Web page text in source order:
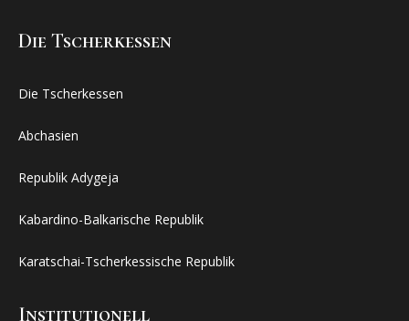
Dıe Tscherkessen
Die Tscherkessen
Abchasien
Republik Adygeja
Kabardino-Balkarische Republik
Karatschai-Tscherkessische Republik
Institutionell